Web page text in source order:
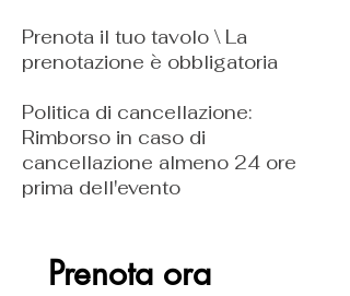
Prenota il tuo tavolo \ La
prenotazione è obbligatoria
Politica di cancellazione:
Rimborso in caso di
cancellazione almeno 24 ore
prima dell'evento
Prenota ora